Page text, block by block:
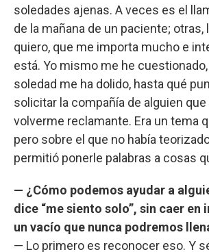
soledades ajenas. A veces es el
de la mañana de un paciente; otras,
quiero, que me importa mucho e
está. Yo mismo me he
soledad me ha dolido, hasta qué
solicitar la compañía de alguien
volverme reclamante. Era un tema
pero sobre el que no había
permitió ponerle palabras a cosas
— ¿Cómo podemos ayudar a
dice “me siento solo”, sin caer en
un vacío que nunca podremos
— Lo primero es reconocer eso. Y